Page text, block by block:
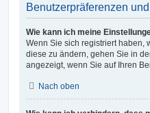
Benutzerpräferenzen
Wie kann ich meine
Wenn Sie sich registriert haben,
diese zu ändern, gehen Sie in
angezeigt, wenn Sie auf Ihren
Nach oben